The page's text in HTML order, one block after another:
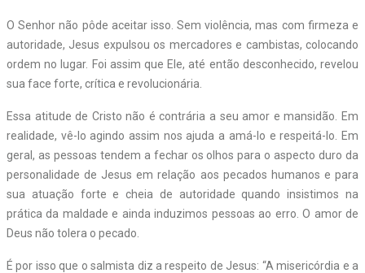
O Senhor não pôde aceitar isso. Sem violência, mas com firmeza e
autoridade, Jesus expulsou os mercadores e cambistas, colocando
ordem no lugar. Foi assim que Ele, até então desconhecido, revelou
sua face forte, crítica e revolucionária.
Essa atitude de Cristo não é contrária a seu amor e mansidão. Em
realidade, vê-lo agindo assim nos ajuda a amá-lo e respeitá-lo. Em
geral, as pessoas tendem a fechar os olhos para o aspecto duro da
personalidade de Jesus em relação aos pecados humanos e para
sua atuação forte e cheia de autoridade quando insistimos na
prática da maldade e ainda induzimos pessoas ao erro. O amor de
Deus não tolera o pecado.
É por isso que o salmista diz a respeito de Jesus: “A misericórdia e a